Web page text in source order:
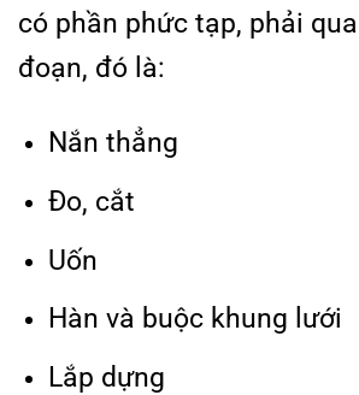
có phần phức tạp, phải
đoạn, đó là:
Nắn thẳng
Đo, cắt
Uốn
Hàn và buộc khung lưới
Lắp dựng